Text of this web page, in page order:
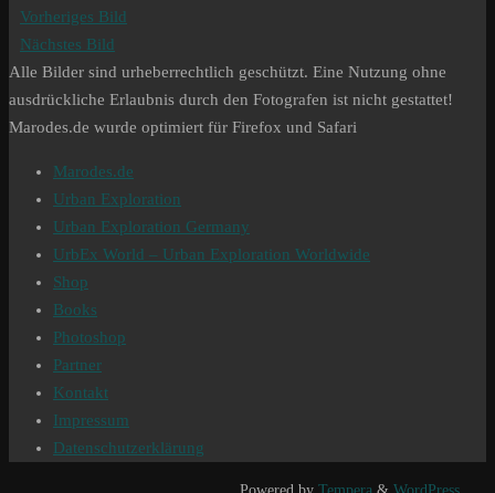
Vorheriges Bild
Nächstes Bild
Alle Bilder sind urheberrechtlich geschützt. Eine Nutzung ohne
ausdrückliche Erlaubnis durch den Fotografen ist nicht gestattet!
Marodes.de wurde optimiert für Firefox und Safari
Marodes.de
Urban Exploration
Urban Exploration Germany
UrbEx World – Urban Exploration Worldwide
Shop
Books
Photoshop
Partner
Kontakt
Impressum
Datenschutzerklärung